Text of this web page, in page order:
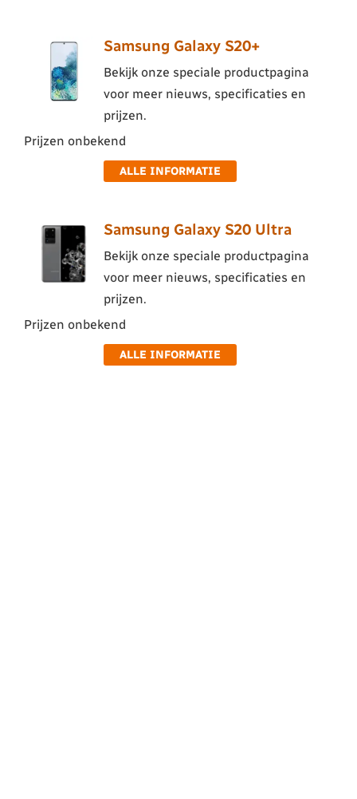
Samsung Galaxy S20+
Bekijk onze speciale productpagina
voor meer nieuws, specificaties en
prijzen.
Prijzen onbekend
ALLE INFORMATIE
Samsung Galaxy S20 Ultra
Bekijk onze speciale productpagina
voor meer nieuws, specificaties en
prijzen.
Prijzen onbekend
ALLE INFORMATIE